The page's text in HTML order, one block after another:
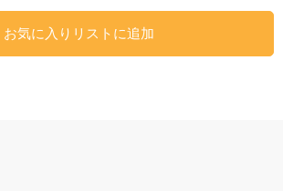
お気に入りリストに追加